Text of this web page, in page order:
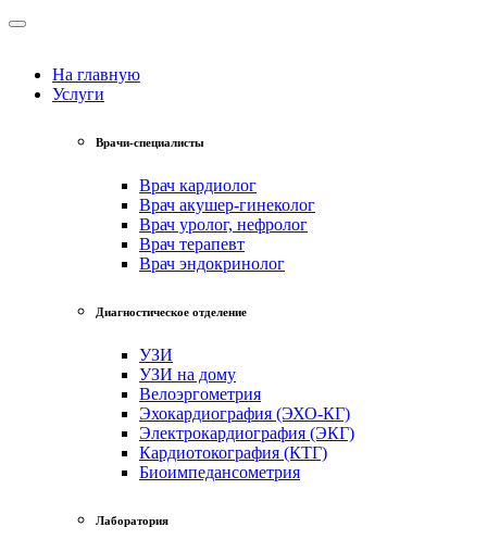
На главную
Услуги
Врачи-специалисты
Врач кардиолог
Врач акушер-гинеколог
Врач уролог, нефролог
Врач терапевт
Врач эндокринолог
Диагностическое отделение
УЗИ
УЗИ на дому
Велоэргометрия
Эхокардиография (ЭХО-КГ)
Электрокардиография (ЭКГ)
Кардиотокография (КТГ)
Биоимпедансометрия
Лаборатория